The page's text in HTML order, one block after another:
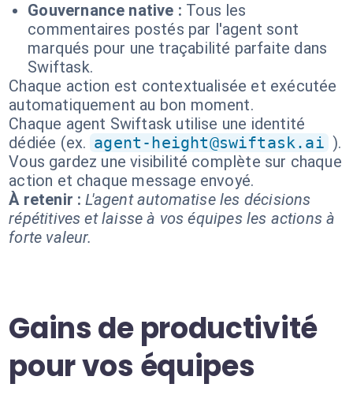
Gouvernance native : Tous les
commentaires postés par l'agent sont
marqués pour une traçabilité parfaite dans
Swiftask.
Chaque action est contextualisée et exécutée
automatiquement au bon moment.
Chaque agent Swiftask utilise une identité
dédiée (ex. agent-height@swiftask.ai ).
Vous gardez une visibilité complète sur chaque
action et chaque message envoyé.
À retenir : L'agent automatise les décisions
répétitives et laisse à vos équipes les actions à
forte valeur.
Gains de productivité
pour vos équipes